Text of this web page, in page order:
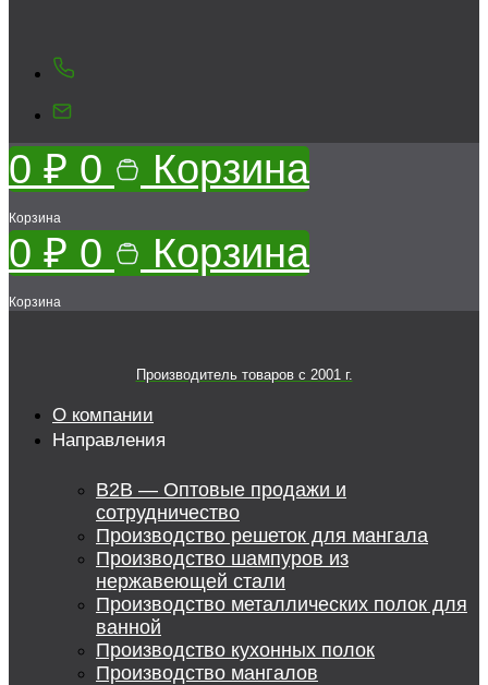
0 ₽ 0 Корзина
Корзина
0 ₽ 0 Корзина
Корзина
Производитель товаров c 2001 г.
О компании
Направления
B2B — Оптовые продажи и
сотрудничество
Производство решеток для мангала
Производство шампуров из
нержавеющей стали
Производство металлических полок для
ванной
Производство кухонных полок
Производство мангалов